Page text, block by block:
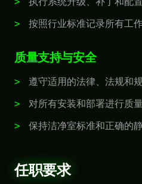
按照行业标准记录所有工
质量支持与安全
遵守适用的法律、法规和规
对所有安装和部署进行质
保持洁净室标准和正确的
任职要求